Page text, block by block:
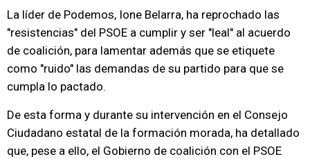
La líder de Podemos, Ione Belarra, ha reprochado las
"resistencias" del PSOE a cumplir y ser "leal" al acuerdo
de coalición, para lamentar además que se etiquete
como "ruido" las demandas de su partido para que se
cumpla lo pactado.
De esta forma y durante su intervención en el Consejo
Ciudadano estatal de la formación morada, ha detallado
que, pese a ello, el Gobierno de coalición con el PSOE